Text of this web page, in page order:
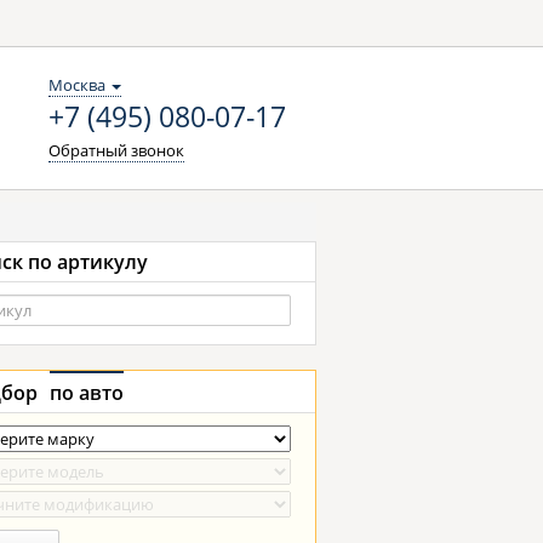
Москва
+7 (495) 080-07-17
Обратный звонок
по артикулу
по авто